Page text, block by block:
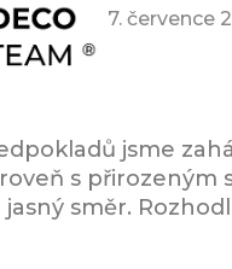
7. července
jsme
s přirozeným
směr.